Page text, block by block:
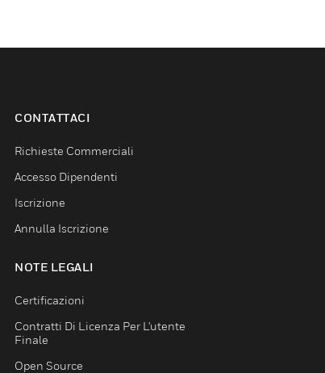
CONTATTACI
Richieste Commerciali
Accesso Dipendenti
Iscrizione
Annulla Iscrizione
NOTE LEGALI
Certificazioni
Contratti Di Licenza Per L'utente
Finale
Open Source